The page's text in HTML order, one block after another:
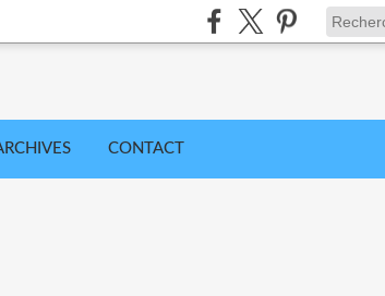
CONTACT